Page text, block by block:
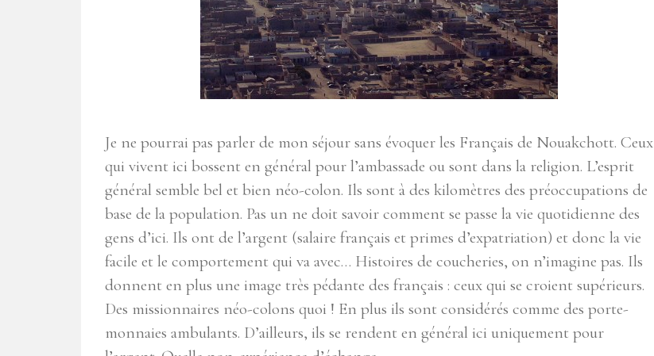
Je ne pourrai pas parler de mon séjour sans évoquer les Français de Nouakchott. Ceux
qui vivent ici bossent en général pour l’ambassade ou sont dans la religion. L’esprit
général semble bel et bien néo-colon. Ils sont à des kilomètres des préoccupations de
base de la population. Pas un ne doit savoir comment se passe la vie quotidienne des
gens d’ici. Ils ont de l’argent (salaire français et primes d’expatriation) et donc la vie
facile et le comportement qui va avec… Histoires de coucheries, on n’imagine pas. Ils
donnent en plus une image très pédante des français : ceux qui se croient supérieurs.
Des missionnaires néo-colons quoi ! En plus ils sont considérés comme des porte-
monnaies ambulants. D’ailleurs, ils se rendent en général ici uniquement pour